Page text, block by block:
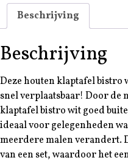
Beschrijving
Beschrijving
Deze houten klaptafel bistro
snel verplaatsbaar! Door de
klaptafel bistro wit goed
ideaal voor gelegenheden
meerdere malen verandert.
van een set, waardoor het